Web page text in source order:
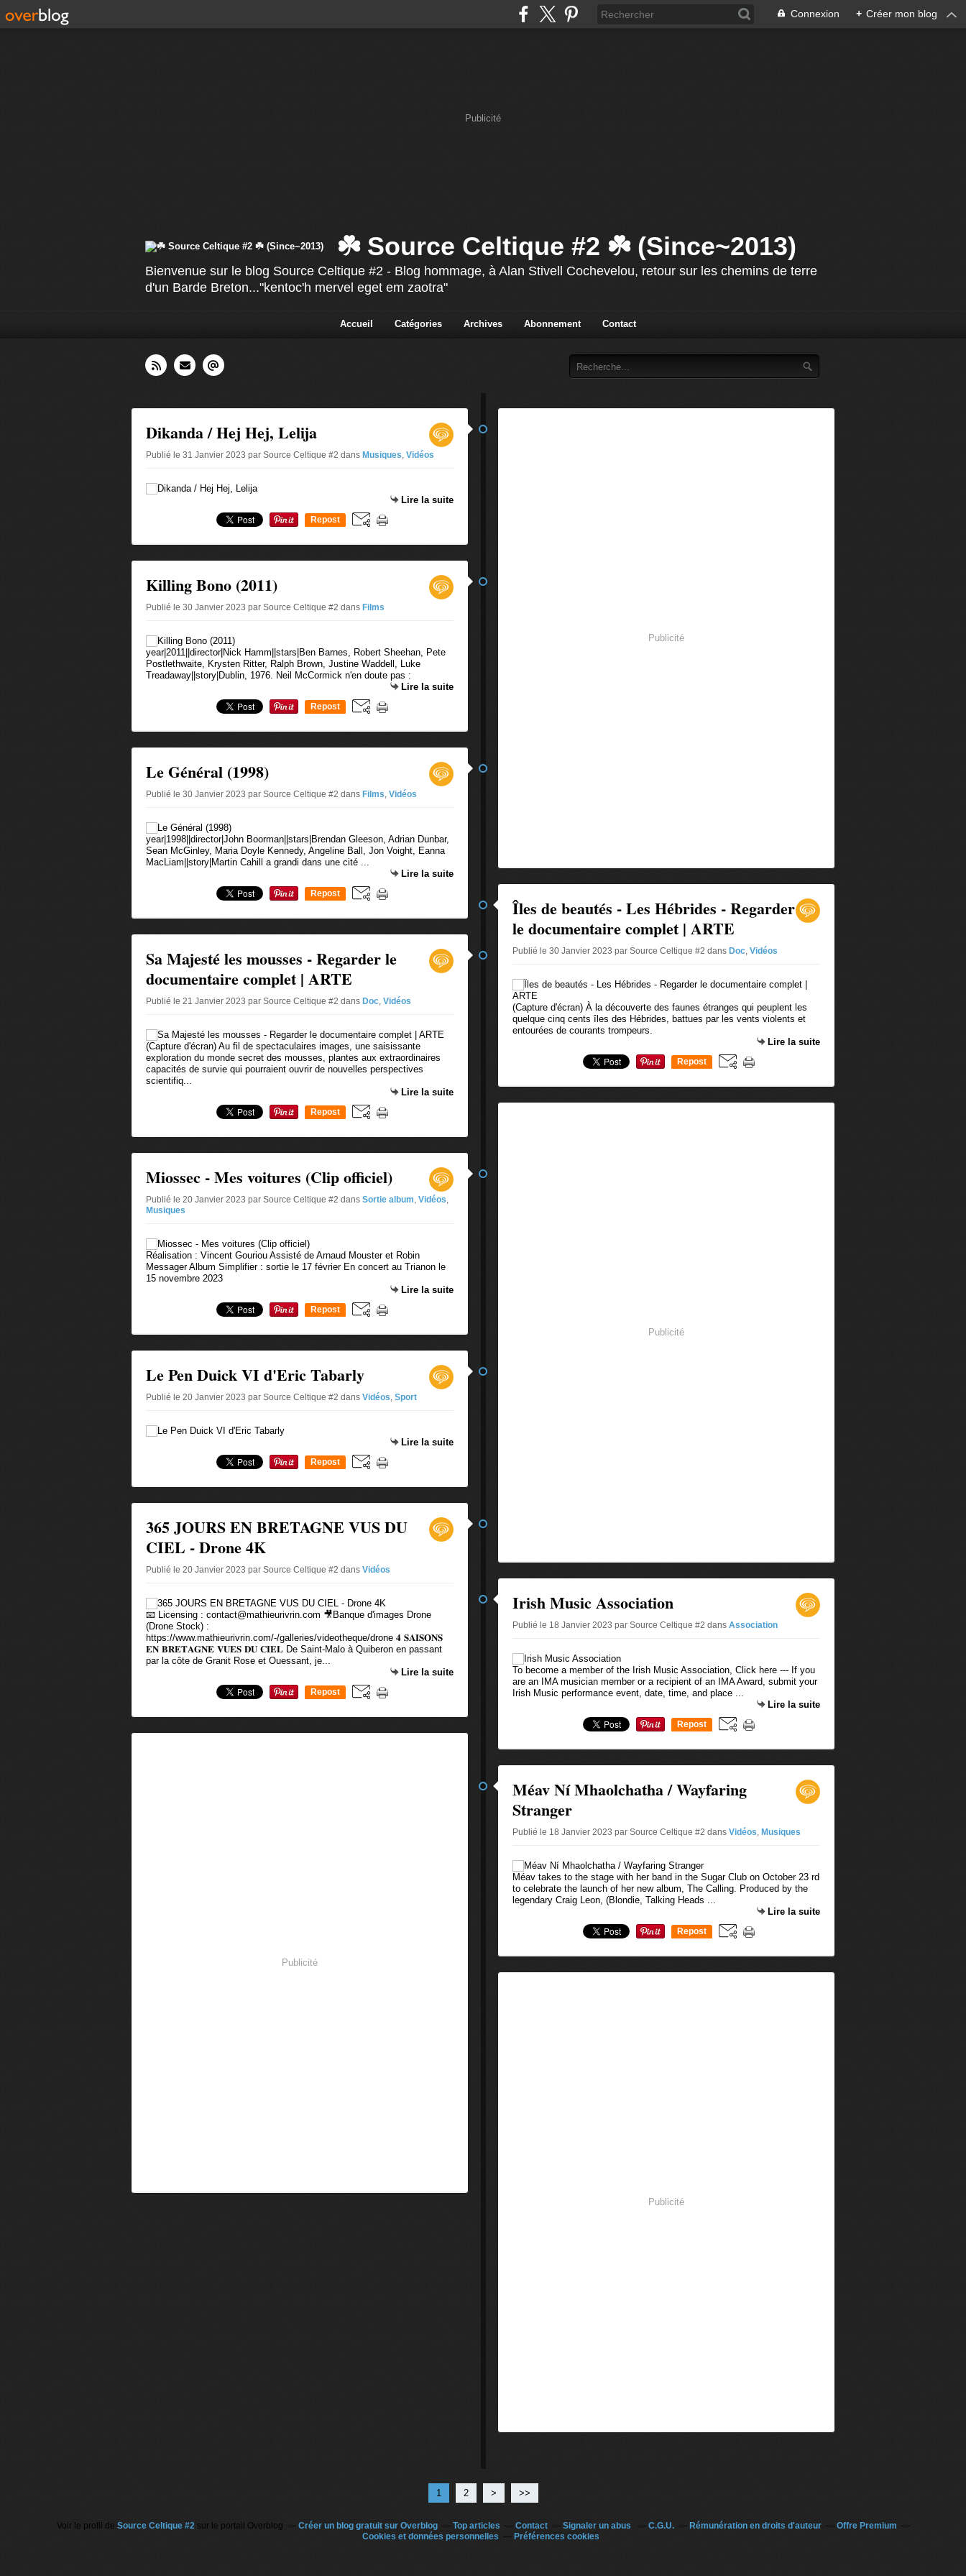
Connexion + Créer mon blog
Publicité
☘️ Source Celtique #2 ☘️ (Since~2013)
Bienvenue sur le blog Source Celtique #2 - Blog hommage, à Alan Stivell Cochevelou, retour sur les chemins de terre
d'un Barde Breton..."kentoc'h mervel eget em zaotra"
Accueil Catégories Archives Abonnement Contact
Dikanda / Hej Hej, Lelija
Publié le 31 Janvier 2023 par Source Celtique #2 dans Musiques, Vidéos
Lire la suite
Repost
Killing Bono (2011)
Publié le 30 Janvier 2023 par Source Celtique #2 dans Films
year|2011||director|Nick Hamm||stars|Ben Barnes, Robert Sheehan, Pete
Postlethwaite, Krysten Ritter, Ralph Brown, Justine Waddell, Luke
Treadaway||story|Dublin, 1976. Neil McCormick n'en doute pas :
Lire la suite
Repost
Le Général (1998)
Publié le 30 Janvier 2023 par Source Celtique #2 dans Films, Vidéos
year|1998||director|John Boorman||stars|Brendan Gleeson, Adrian Dunbar,
Sean McGinley, Maria Doyle Kennedy, Angeline Ball, Jon Voight, Eanna
MacLiam||story|Martin Cahill a grandi dans une cité ...
Lire la suite
Repost
Sa Majesté les mousses - Regarder le
documentaire complet | ARTE
Publié le 21 Janvier 2023 par Source Celtique #2 dans Doc, Vidéos
(Capture d'écran) Au fil de spectaculaires images, une saisissante
exploration du monde secret des mousses, plantes aux extraordinaires
capacités de survie qui pourraient ouvrir de nouvelles perspectives
scientifiq...
Lire la suite
Repost
Miossec - Mes voitures (Clip officiel)
Publié le 20 Janvier 2023 par Source Celtique #2 dans Sortie album, Vidéos,
Musiques
Réalisation : Vincent Gouriou Assisté de Arnaud Mouster et Robin
Messager Album Simplifier : sortie le 17 février En concert au Trianon le
15 novembre 2023
Lire la suite
Repost
Le Pen Duick VI d'Eric Tabarly
Publié le 20 Janvier 2023 par Source Celtique #2 dans Vidéos, Sport
Lire la suite
Repost
365 JOURS EN BRETAGNE VUS DU
CIEL - Drone 4K
Publié le 20 Janvier 2023 par Source Celtique #2 dans Vidéos
📧 Licensing : contact@mathieurivrin.com 🎥Banque d'images Drone
(Drone Stock) :
https://www.mathieurivrin.com/-/galleries/videotheque/drone 𝟒 𝐒𝐀𝐈𝐒𝐎𝐍𝐒
𝐄𝐍 𝐁𝐑𝐄𝐓𝐀𝐆𝐍𝐄 𝐕𝐔𝐄𝐒 𝐃𝐔 𝐂𝐈𝐄𝐋 De Saint-Malo à Quiberon en passant
par la côte de Granit Rose et Ouessant, je...
Lire la suite
Repost
Publicité
Publicité
Îles de beautés - Les Hébrides - Regarder
le documentaire complet | ARTE
Publié le 30 Janvier 2023 par Source Celtique #2 dans Doc, Vidéos
(Capture d'écran) À la découverte des faunes étranges qui peuplent les
quelque cinq cents îles des Hébrides, battues par les vents violents et
entourées de courants trompeurs.
Lire la suite
Repost
Publicité
Irish Music Association
Publié le 18 Janvier 2023 par Source Celtique #2 dans Association
To become a member of the Irish Music Association, Click here --- If you
are an IMA musician member or a recipient of an IMA Award, submit your
Irish Music performance event, date, time, and place ...
Lire la suite
Repost
Méav Ní Mhaolchatha / Wayfaring
Stranger
Publié le 18 Janvier 2023 par Source Celtique #2 dans Vidéos, Musiques
Méav takes to the stage with her band in the Sugar Club on October 23 rd
to celebrate the launch of her new album, The Calling. Produced by the
legendary Craig Leon, (Blondie, Talking Heads ...
Lire la suite
Repost
Publicité
1 2 > >>
Voir le profil de Source Celtique #2 sur le portail Overblog Créer un blog gratuit sur Overblog Top articles Contact Signaler un abus C.G.U. Rémunération en droits d'auteur
Offre Premium
Cookies et données personnelles
Préférences cookies